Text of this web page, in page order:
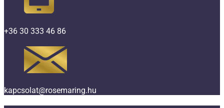
+36 30 333 46 86
kapcsolat@rosemaring.hu